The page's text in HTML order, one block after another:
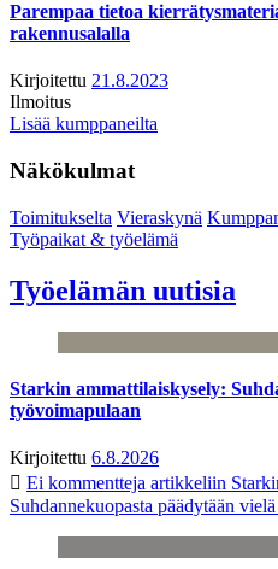
Parempaa tietoa
rakennusalalla
Kirjoitettu 21.8.2023
Ilmoitus
Lisää kumppaneilta
Näkökulmat
Toimitukselta Vieraskynä
Työpaikat & työelämä
Työelämän uutisia
Starkin ammattilaiskysely:
työvoimapulaan
Kirjoitettu 6.8.2026
Ei kommentteja artikkeliin
Suhdannekuopasta päädytään